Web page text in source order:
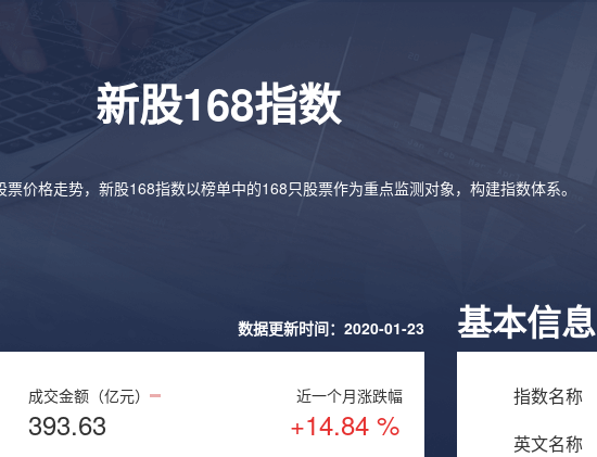
新股168指数
价格走势，新股168指数以榜单中的168只股票作为重点监测对象，构建指数体系。
数据更新时间：2020-01-23
成交金额（亿元）
393.63
近一个月涨跌幅
+14.84 %
基本信息
指数名称
英文名称